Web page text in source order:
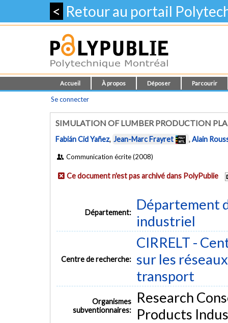
< Retour au portail
Accueil À propos Déposer Parcourir
Se connecter
SIMULATION OF LUMBER PRODUCTION
Fabián Cid Yañez, Jean-Marc Frayret ,Alain
Communication écrite (2008)
Ce document n'est pas archivé dans PolyPublie
Département:
Département
industriel
Centre de recherche:
CIRRELT -
sur les
transport
Organismes
subventionnaires:
Research
Products